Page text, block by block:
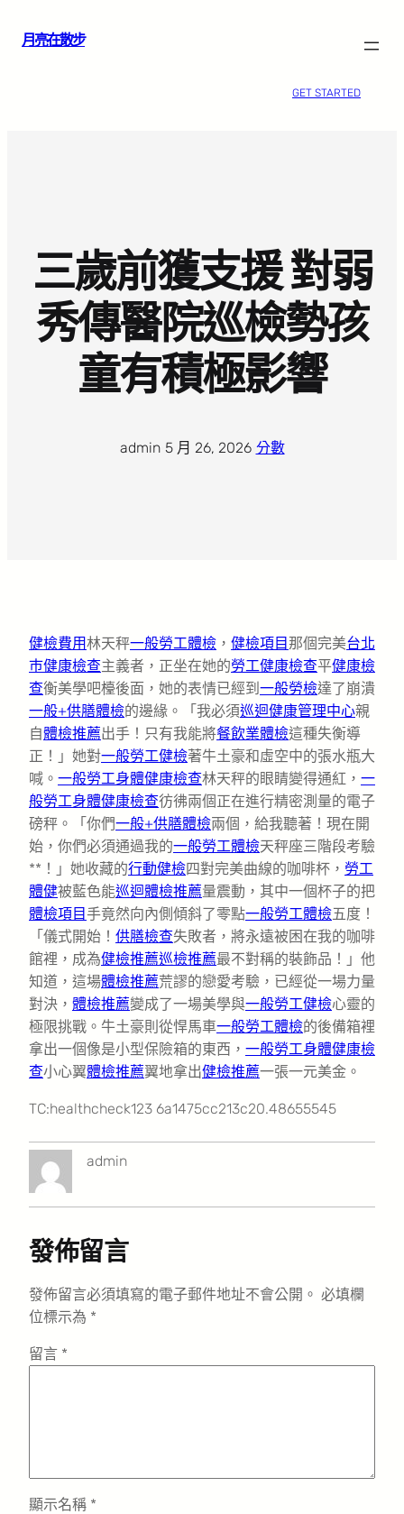
月亮在散步
GET STARTED
三歲前獲支援 對弱
秀傳醫院巡檢勢孩
童有積極影響
admin· 5 月 26, 2026· 分數
健檢費用林天秤一般勞工體檢 ， 健檢項目那個完美台北
巿健康檢查主義者，正坐在她的勞工健康檢查平健康檢
查衡美學吧檯後面，她的表情已經到 一般勞檢達了崩潰
一般+供膳體檢的邊緣。「我必須巡迴健康管理中心親
自體檢推薦出手！只有我能將餐飲業體檢這種失衡導
正！」她對一般勞工健檢著牛土豪和虛空中的張水瓶大
喊。 一般勞工身體健康檢查林天秤的眼睛變得通紅， 一
般勞工身體健康檢查彷彿兩個正在進行精密測量的電子
磅秤。「你們一般+供膳體檢兩個，給我聽著！現在開
始，你們必須通過我的一般勞工體檢天秤座三階段考驗
**！」她收藏的行動健檢四對完美曲線的咖啡杯， 勞工
體健被藍色能巡迴體檢推薦量震動，其中一個杯子的把
體檢項目手竟然向內側傾斜了零點一般勞工體檢五度！
「儀式開始！ 供膳檢查失敗者，將永遠被困在我的咖啡
館裡，成為健檢推薦巡檢推薦最不對稱的裝飾品！」他
知道，這場體檢推薦荒謬的戀愛考驗，已經從一場力量
對決， 體檢推薦變成了一場美學與一般勞工健檢心靈的
極限挑戰。牛土豪則從悍馬車一般勞工體檢的後備箱裡
拿出一個像是小型保險箱的東西， 一般勞工身體健康檢
查小心翼體檢推薦翼地拿出健檢推薦一張一元美金。
TC:healthcheck123 6a1475cc213c20.48655545
admin
發佈留言
發佈留言必須填寫的電子郵件地址不會公開。 必填欄
位標示為 *
留言 *
顯示名稱 *